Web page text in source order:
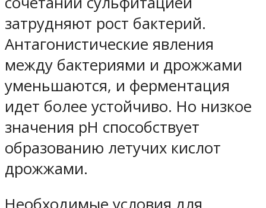
затрудняют рост бактерий.
Антагонистические явления
между бактериями и дрожжами
уменьшаются, и ферментация
идет более устойчиво. Но низкое
значения рН способствует
образованию летучих кислот
дрожжами.